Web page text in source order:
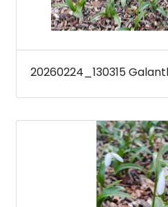
20260224_130315